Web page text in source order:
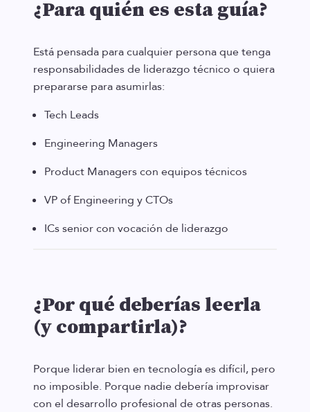
¿Para quién es esta guía?
Está pensada para cualquier persona que tenga
responsabilidades de liderazgo técnico o quiera
prepararse para asumirlas:
Tech Leads
Engineering Managers
Product Managers con equipos técnicos
VP of Engineering y CTOs
ICs senior con vocación de liderazgo
¿Por qué deberías leerla
(y compartirla)?
Porque liderar bien en tecnología es difícil, pero
no imposible. Porque nadie debería improvisar
con el desarrollo profesional de otras personas.